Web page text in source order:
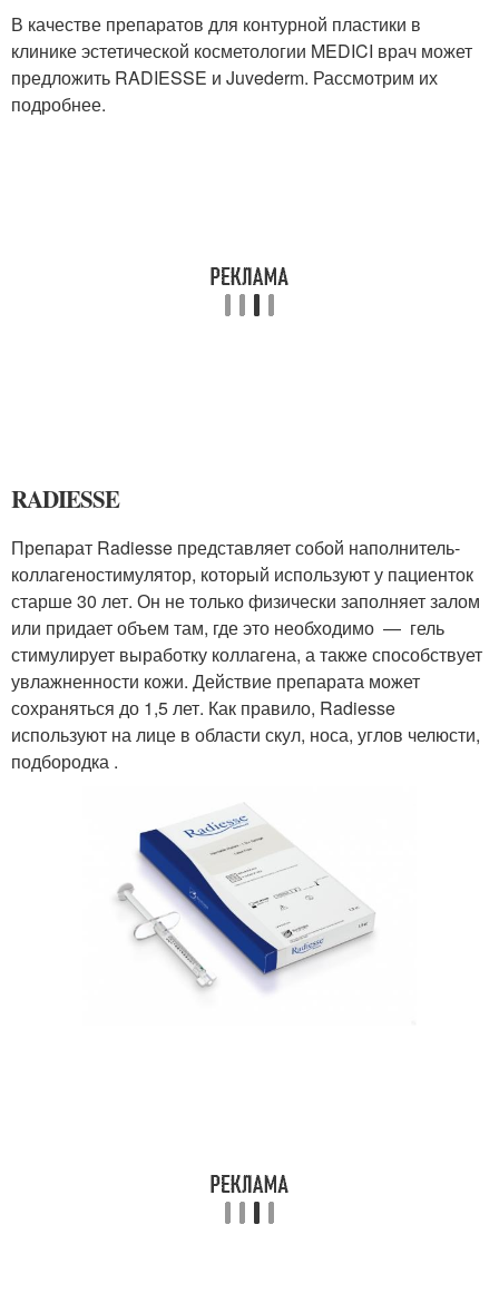
В качестве препаратов для контурной пластики в
клинике эстетической косметологии MEDICI врач может
предложить RADIESSE и Juvederm. Рассмотрим их
подробнее.
RADIESSE
Препарат Radiesse представляет собой наполнитель-
коллагеностимулятор, который используют у пациенток
старше 30 лет. Он не только физически заполняет залом
или придает объем там, где это необходимо — гель
стимулирует выработку коллагена, а также способствует
увлажненности кожи. Действие препарата может
сохраняться до 1,5 лет. Как правило, Radiesse
используют на лице в области скул, носа, углов челюсти,
подбородка .